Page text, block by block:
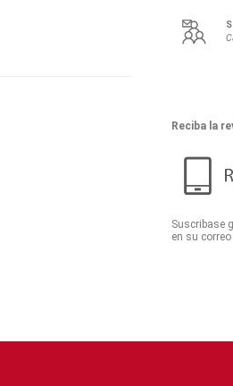
Reciba la
Suscribase
en su